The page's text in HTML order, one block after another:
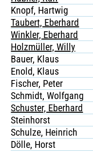
Knopf, Hartwig
Taubert, Eberhard
Winkler, Eberhard
Holzmüller, Willy
Bauer, Klaus
Enold, Klaus
Fischer, Peter
Schmidt, Wolfgang
Schuster, Eberhard
Steinhorst
Schulze, Heinrich
Dölle, Horst